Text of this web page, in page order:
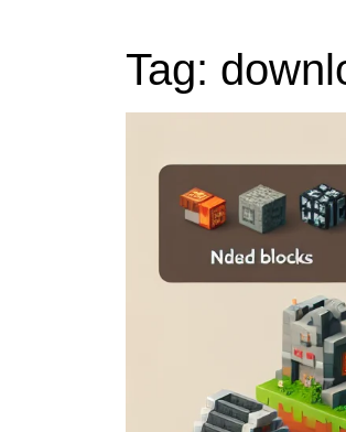
Tag: